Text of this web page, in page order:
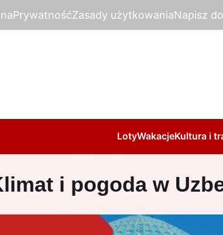
PrywatnośćZasady użytkowaniaNapisz
LotyWakacjeKultura i
i pogoda w